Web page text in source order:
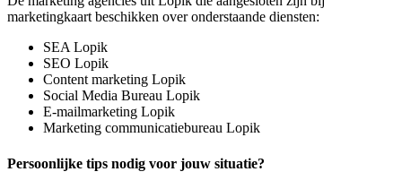
marketingkaart beschikken over onderstaande diensten:
SEA Lopik
SEO Lopik
Content marketing Lopik
Social Media Bureau Lopik
E-mailmarketing Lopik
Marketing communicatiebureau Lopik
Persoonlijke tips nodig voor jouw situatie?